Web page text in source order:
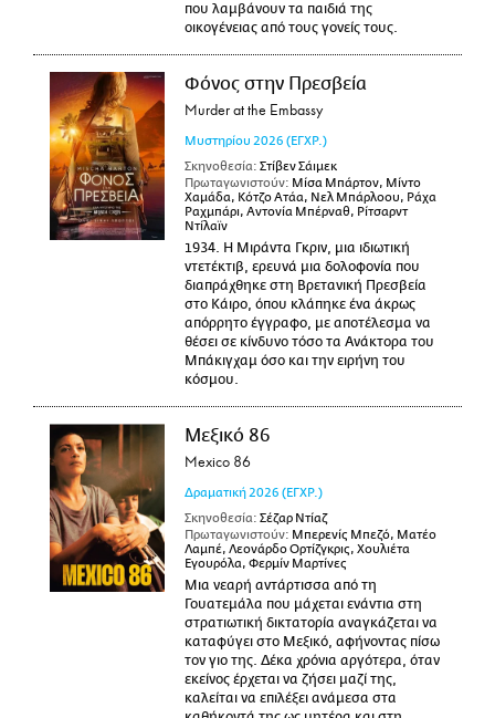
που λαμβάνουν τα παιδιά της
οικογένειας από τους γονείς τους.
Φόνος στην Πρεσβεία
Murder at the Embassy
Μυστηρίου 2026 (ΕΓΧΡ.)
Σκηνοθεσία: Στίβεν Σάιμεκ
Πρωταγωνιστούν: Μίσα Μπάρτον, Μίντο
Χαμάδα, Κότζο Ατάα, Νελ Μπάρλοου, Ράχα
Ραχμπάρι, Αντονία Μπέρναθ, Ρίτσαρντ
Ντίλαϊν
1934. Η Μιράντα Γκριν, μια ιδιωτική
ντετέκτιβ, ερευνά μια δολοφονία που
διαπράχθηκε στη Βρετανική Πρεσβεία
στο Κάιρο, όπου κλάπηκε ένα άκρως
απόρρητο έγγραφο, με αποτέλεσμα να
θέσει σε κίνδυνο τόσο τα Ανάκτορα του
Μπάκιγχαμ όσο και την ειρήνη του
κόσμου.
Μεξικό 86
Mexico 86
Δραματική 2026 (ΕΓΧΡ.)
Σκηνοθεσία: Σέζαρ Ντίαζ
Πρωταγωνιστούν: Μπερενίς Μπεζό, Ματέο
Λαμπέ, Λεονάρδο Ορτίζγκρις, Χουλιέτα
Εγουρόλα, Φερμίν Μαρτίνες
Μια νεαρή αντάρτισσα από τη
Γουατεμάλα που μάχεται ενάντια στη
στρατιωτική δικτατορία αναγκάζεται να
καταφύγει στο Μεξικό, αφήνοντας πίσω
τον γιο της. Δέκα χρόνια αργότερα, όταν
εκείνος έρχεται να ζήσει μαζί της,
καλείται να επιλέξει ανάμεσα στα